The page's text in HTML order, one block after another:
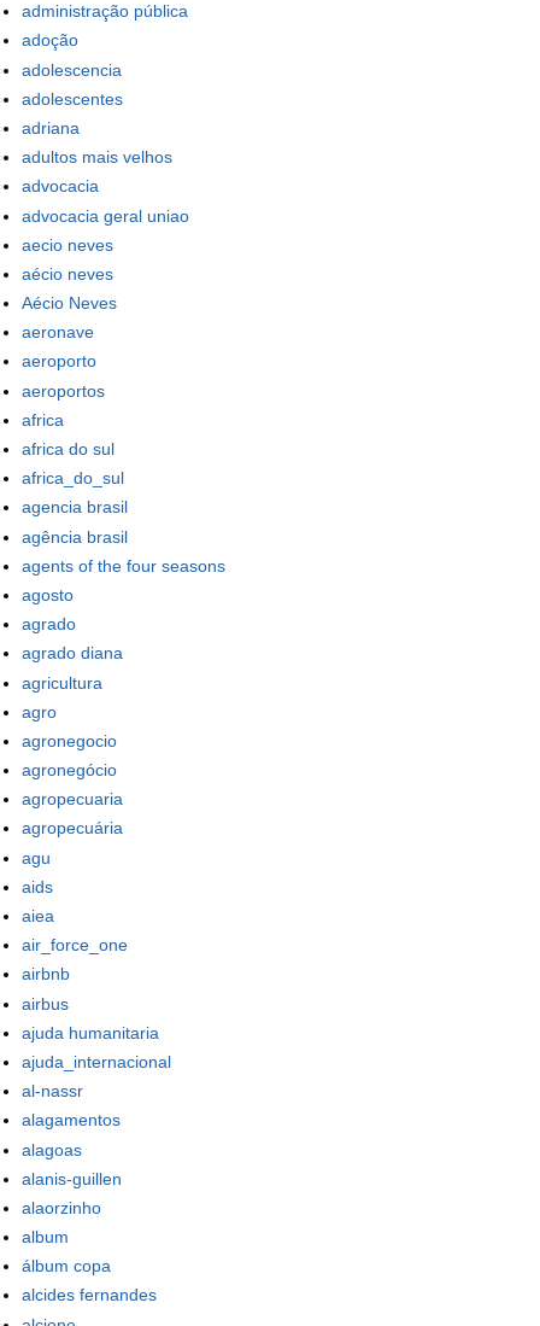
administração pública
adoção
adolescencia
adolescentes
adriana
adultos mais velhos
advocacia
advocacia geral uniao
aecio neves
aécio neves
Aécio Neves
aeronave
aeroporto
aeroportos
africa
africa do sul
africa_do_sul
agencia brasil
agência brasil
agents of the four seasons
agosto
agrado
agrado diana
agricultura
agro
agronegocio
agronegócio
agropecuaria
agropecuária
agu
aids
aiea
air_force_one
airbnb
airbus
ajuda humanitaria
ajuda_internacional
al-nassr
alagamentos
alagoas
alanis-guillen
alaorzinho
album
álbum copa
alcides fernandes